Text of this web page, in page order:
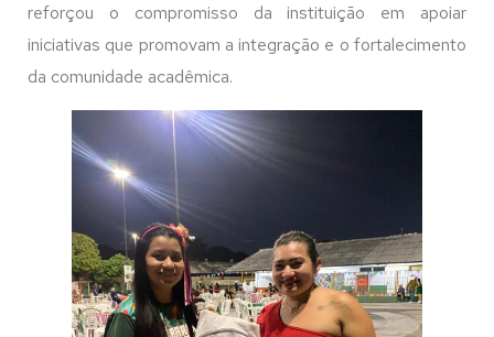
reforçou o compromisso da instituição em apoiar
iniciativas que promovam a integração e o fortalecimento
da comunidade acadêmica.